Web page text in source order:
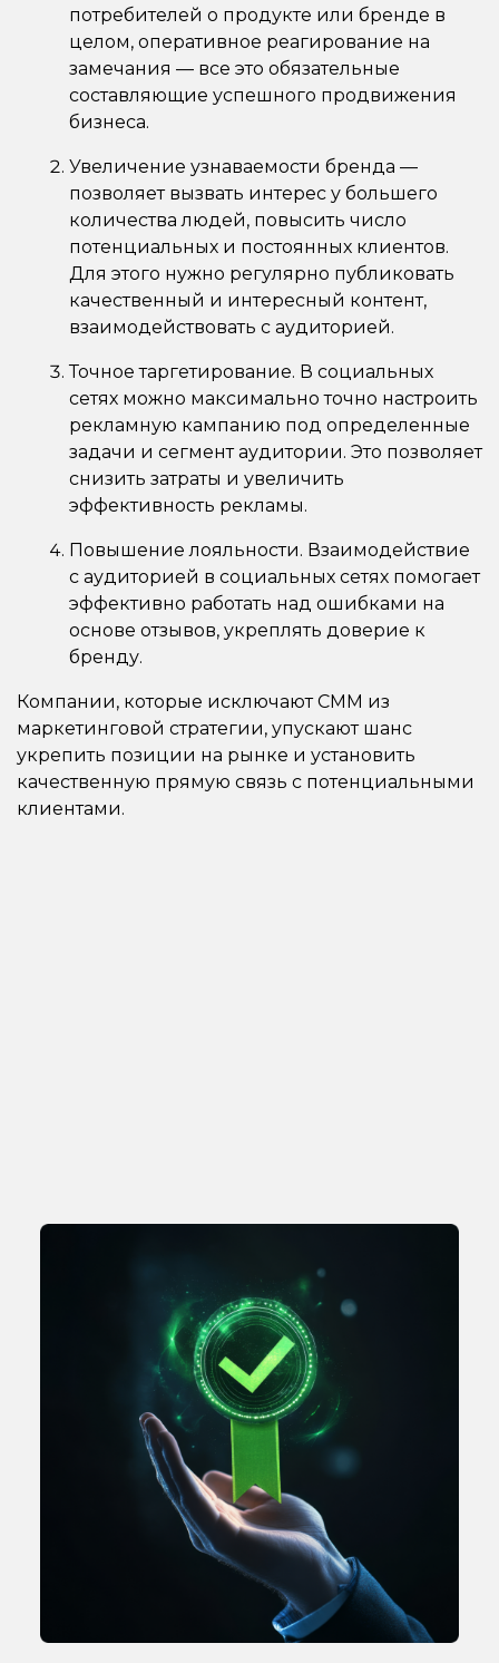
потребителей о продукте или бренде в
целом, оперативное реагирование на
замечания — все это обязательные
составляющие успешного продвижения
бизнеса.
Увеличение узнаваемости бренда —
позволяет вызвать интерес у большего
количества людей, повысить число
потенциальных и постоянных клиентов.
Для этого нужно регулярно публиковать
качественный и интересный контент,
взаимодействовать с аудиторией.
Точное таргетирование. В социальных
сетях можно максимально точно настроить
рекламную кампанию под определенные
задачи и сегмент аудитории. Это позволяет
снизить затраты и увеличить
эффективность рекламы.
Повышение лояльности. Взаимодействие
с аудиторией в социальных сетях помогает
эффективно работать над ошибками на
основе отзывов, укреплять доверие к
бренду.
Компании, которые исключают СММ из
маркетинговой стратегии, упускают шанс
укрепить позиции на рынке и установить
качественную прямую связь с потенциальными
клиентами.